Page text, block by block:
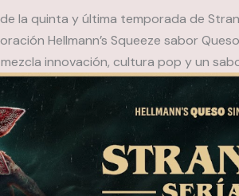
la quinta y última temporada de
Hellmann’s Squeeze sabor
innovación, cultura pop y un